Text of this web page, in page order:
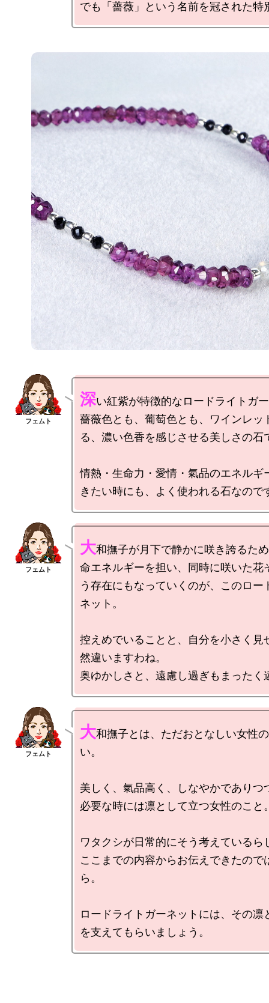
深い紅紫が特徴的なロードライトガ
薔薇色とも、葡萄色とも、ワインレッ
る、濃い色香を感じさせる美しさの石
情熱・生命力・愛情・氣品のエネルギ
大和撫子が月下で静かに咲き誇るた
命エネルギーを担い、同時に咲いた花
う存在にもなっていくのが、このロー
ネット。
控えめでいることと、自分を小さく見
然違いますわね。
大和撫子とは、ただおとなしい女性
い。
美しく、氣品高く、しなやかでありつ
必要な時には凛として立つ女性のこと
ワタクシが日常的にそう考えているら
ここまでの内容からお伝えできたので
ら。
ロードライトガーネットには、その凛